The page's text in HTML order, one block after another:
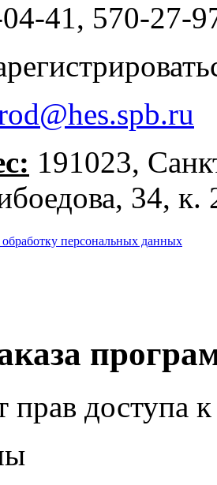
41, 570-27-
191023,
34, к.
обработку персональных данных
прав доступа